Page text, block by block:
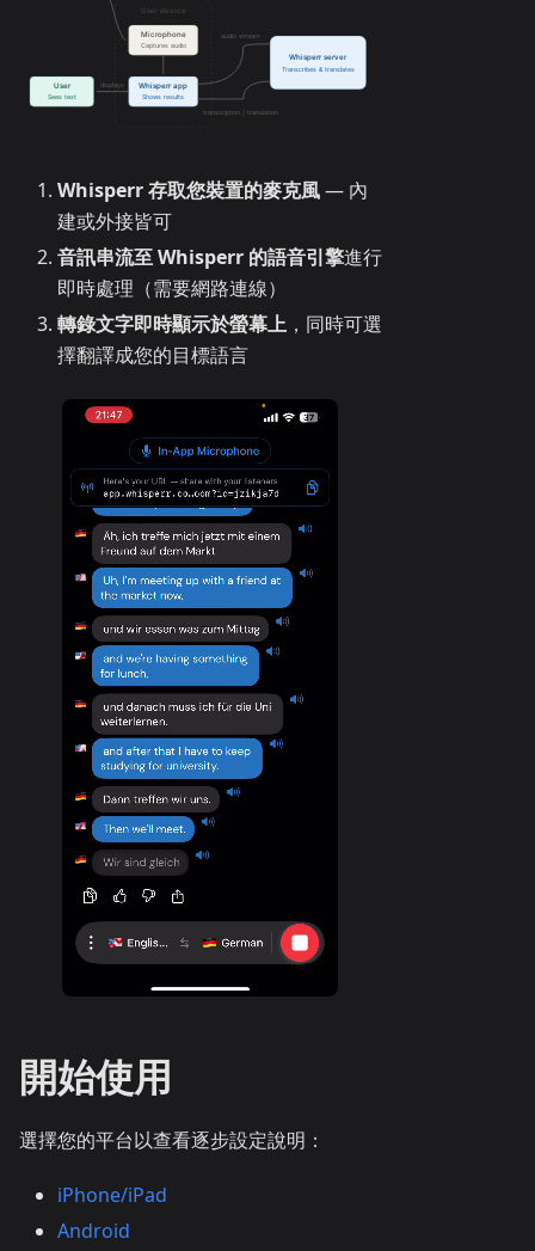
Whisperr 存取您裝置的麥克風— 內
建或外接皆可
音訊串流至 Whisperr 的語音引擎進行
即時處理（需要網路連線）
轉錄文字即時顯示於螢幕上 ，同時可選
擇翻譯成您的目標語言
開始使用
選擇您的平台以查看逐步設定說明：
iPhone/iPad
Android